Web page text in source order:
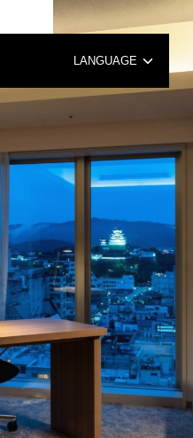
LANGUAGE
English
中文（繁体字）